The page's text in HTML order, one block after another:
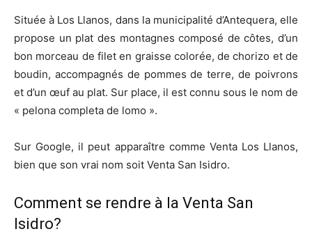
Située à Los Llanos, dans la municipalité d’Antequera, elle
propose un plat des montagnes composé de côtes, d’un
bon morceau de filet en graisse colorée, de chorizo et de
boudin, accompagnés de pommes de terre, de poivrons
et d’un œuf au plat. Sur place, il est connu sous le nom de
« pelona completa de lomo ».
Sur Google, il peut apparaître comme Venta Los Llanos,
bien que son vrai nom soit Venta San Isidro.
Comment se rendre à la Venta San
Isidro?